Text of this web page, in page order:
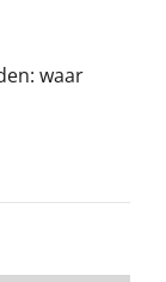
waar